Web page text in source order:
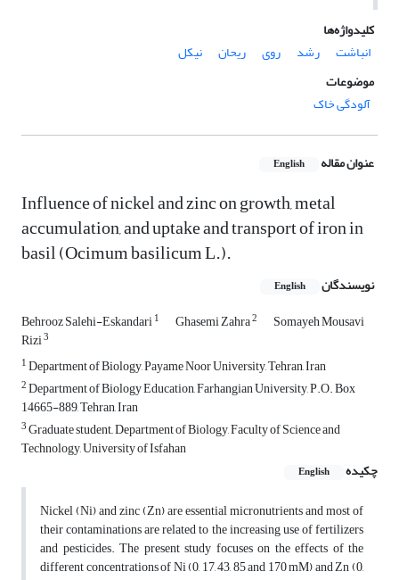
کلیدواژه‌ها
انباشت
رشد روی ریحان
نیکل
موضوعات
آلودگی خاک
عنوان مقاله English
Influence of nickel and zinc on growth, metal
accumulation, and uptake and transport of iron in
basil (Ocimum basilicum L.).
نویسندگان English
Behrooz Salehi-Eskandari1 Ghasemi Zahra2 Somayeh Mousavi
Rizi3
1Department of Biology, Payame Noor University, Tehran, Iran
2Department of Biology Education, Farhangian University, P.O. Box
14665-889, Tehran, Iran
3Graduate student,, Department of Biology, Faculty of Science and
Technology, University of Isfahan
چکیده
English
Nickel (Ni) and zinc (Zn) are essential micronutrients and most of
their contaminations are related to the increasing use of fertilizers
and pesticides. The present study focuses on the effects of the
different concentrations of Ni (0, 17, 43, 85 and 170 mM) and Zn (0,